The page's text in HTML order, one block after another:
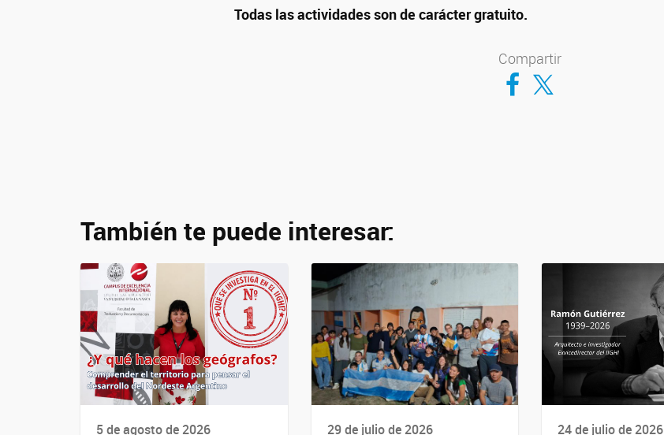
Todas las actividades son de carácter gratuito.
Compartir
Compartir en Facebook
Compartir en Twitter
También te puede interesar:
5 de agosto de 2026 29 de julio de 2026 24 de julio de 2026